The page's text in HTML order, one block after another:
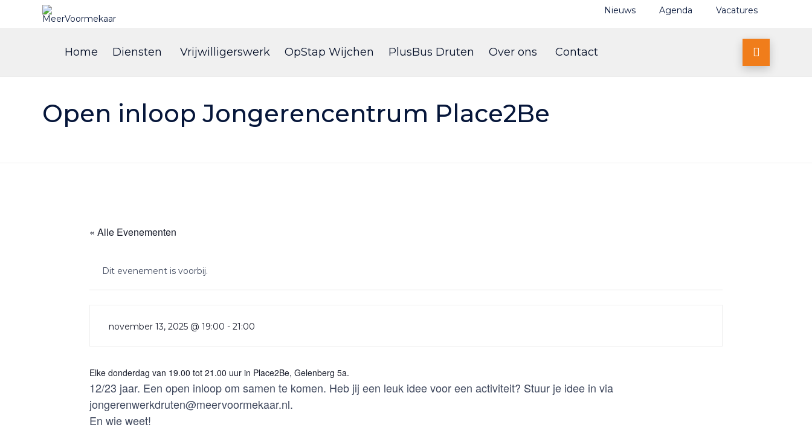
Nieuws Agenda Vacatures
to
Home Diensten Vrijwilligerswerk OpStap Wijchen PlusBus Druten Over ons Contact 
Open inloop Jongerencentrum Place2Be
« Alle Evenementen
Dit evenement is voorbij.
november 13, 2025 @ 19:00 -21:00
Elke donderdag van 19.00 tot 21.00 uur in Place2Be, Gelenberg 5a.
12/23 jaar. Een open inloop om samen te komen. Heb jij een leuk idee voor een activiteit? Stuur je idee in via
jongerenwerkdruten@meervoormekaar.nl.
En wie weet!